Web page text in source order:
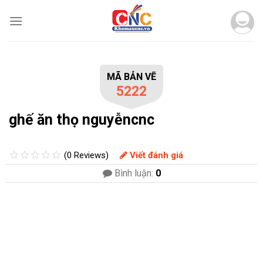
MÃ BẢN VẼ
5222
ghế ăn thọ nguyễncnc
(0 Reviews) Viết đánh giá
Bình luận: 0